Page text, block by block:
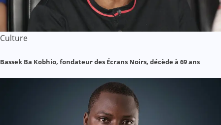
Culture
Bassek Ba Kobhio, fondateur des Écrans Noirs, décède à 69 ans